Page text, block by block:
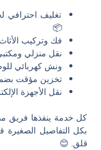
تغليف احترافي
📦
فك وتركيب الأثاث
نقل منزلي ومكتبي
ونش كهربائي
تخزين مؤقت
نقل الأجهزة
كل خدمة ينفذها فريق
بكل التفاصيل الصغيرة
قلق. 😊